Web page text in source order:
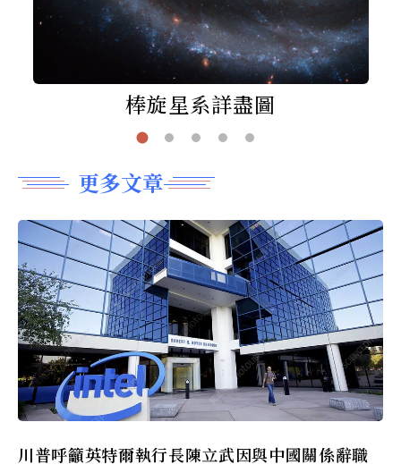
棒旋星系詳盡圖
更多文章
川普呼籲英特爾執行長陳立武因與中國關係辭職